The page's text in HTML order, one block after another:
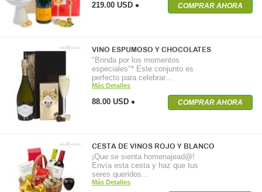
219.00 USD COMPRAR AHORA
VINO ESPUMOSO Y CHOCOLATES
"Brinda por los momentos
especiales"* Este conjunto es
perfecto para celebrar…
Más Detalles
88.00 USD COMPRAR AHORA
CESTA DE VINOS ROJO Y BLANCO
¡Que se sienta homenajead@!
Envía esta cesta y haz que tus
seres queridos…
Más Detalles